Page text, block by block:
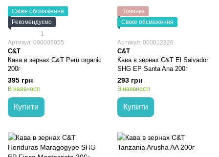
Свіже обсмаження
Рекомендуємо
1
Артикул: 000009055
C&T
Кава в зернах C&T Peru organic
200г
395 грн
В наявності
Купити
Новинка
Свіже обсмаження
Артикул: 000012826
C&T
Кава в зернах C&T El Salvador
SHG EP Santa Ana 200г
293 грн
В наявності
Купити